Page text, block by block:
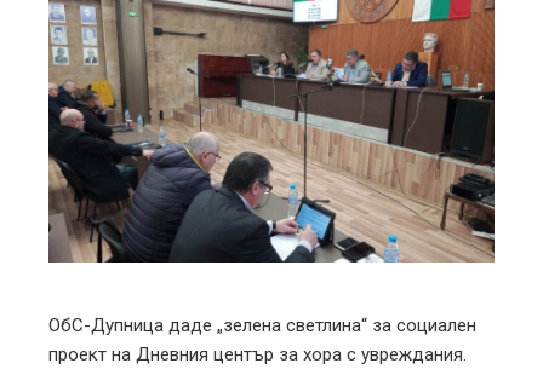
ОбС-Дупница даде „зелена светлина“ за социален
проект на Дневния център за хора с увреждания.